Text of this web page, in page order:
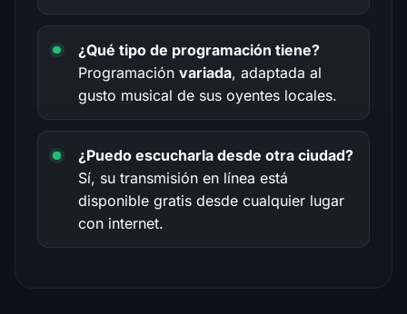
¿Qué tipo de programación tiene?
Programación variada, adaptada al
gusto musical de sus oyentes locales.
¿Puedo escucharla desde otra ciudad?
Sí, su transmisión en línea está
disponible gratis desde cualquier lugar
con internet.